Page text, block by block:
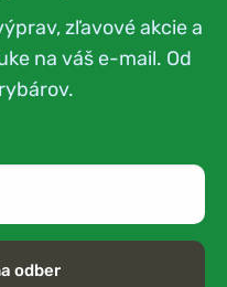
zľavové akcie a
na váš e-mail. Od
odber